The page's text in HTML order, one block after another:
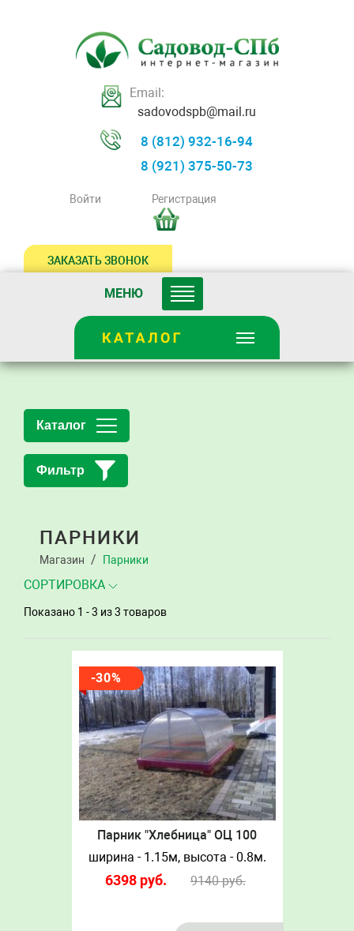
Email:
sadovodspb@mail.ru
8 (812) 932-16-94
8 (921) 375-50-73
Войти Регистрация
ЗАКАЗАТЬ ЗВОНОК
МЕНЮ
Каталог
Фильтр
ПАРНИКИ
Магазин Парники
СОРТИРОВКА
Показано 1 - 3 из 3 товаров
-30%
Парник "Хлебница" ОЦ 100
ширина - 1.15м, высота - 0.8м.
6398 руб. 9140руб.